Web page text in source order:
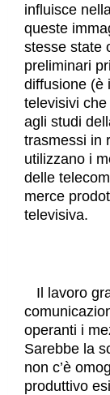
influisce
queste
stesse state
preliminari
diffusione (è
televisivi
agli studi
trasmessi in
utilizzano i
delle
merce
televisiva.
Il lavoro
operanti i
Sarebbe la
non c’è
produttivo